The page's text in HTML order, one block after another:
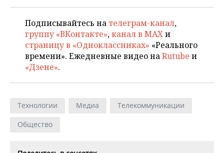
ЭНЕРГЕТИКА
УСЛУГИ
МЕДИА
ТЕЛЕКОММУНИКАЦИИ
ВЫЕЗДНАЯ РЕДАКЦИЯ
БИЗНЕС-БРАНЧИ
ONLINE-КОНФЕРЕНЦИИ
НОВОСТИ СПОРТА
ФУТБОЛ
ХОККЕЙ
ВОЛЕЙБОЛ
КИБЕРСПОРТ
ФИГУРНОЕ КАТАНИЕ
ОБЩЕСТВО
НОВОСТИ ОБЩЕСТВА
ВЛАСТЬ
ИСТОРИЯ
КУЛЬТУРА
МЕДИЦИНА
ФОТОГАЛЕРЕЯ
СЮЖЕТЫ
СПИСОК ПЕРСОН
СПИСОК КОМПАНИЙ
ПОЛНАЯ ВЕРСИЯ
Подписывайтесь на телеграм-канал,
группу «ВКонтакте»,канал в MAXи
страницу в «Одноклассниках» «Реального
времени». Ежедневные видео наRutube и
«Дзене».
Технологии Медиа
Телекоммуникации
Общество